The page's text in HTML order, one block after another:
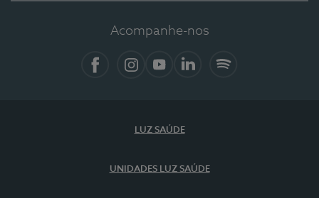
Acompanhe-nos
LUZ SAÚDE
UNIDADES LUZ SAÚDE